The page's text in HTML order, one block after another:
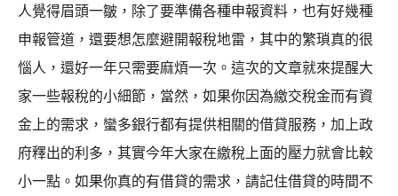
人覺得眉頭一皺，除了要準備各種申報資料，也有好幾種
申報管道，還要想怎麼避開報稅地雷，其中的繁瑣真的很
惱人，還好一年只需要麻煩一次。這次的文章就來提醒大
家一些報稅的小細節，當然，如果你因為繳交稅金而有資
金上的需求，蠻多銀行都有提供相關的借貸服務，加上政
府釋出的利多，其實今年大家在繳稅上面的壓力就會比較
小一點。如果你真的有借貸的需求，請記住借貸的時間不